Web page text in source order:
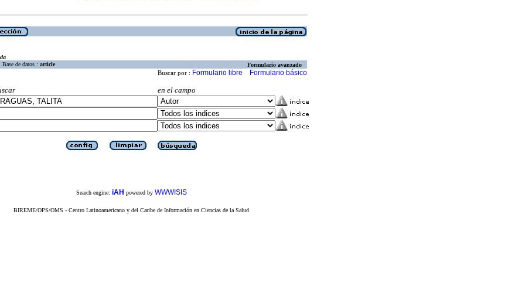
Base de datos : article Formulario avanzado
Buscar por : Formulario libre Formulario básico
en el campo
Search engine: iAH powered by WWWISIS
BIREME/OPS/OMS - Centro Latinoamericano y del Caribe de Información en Ciencias de la Salud